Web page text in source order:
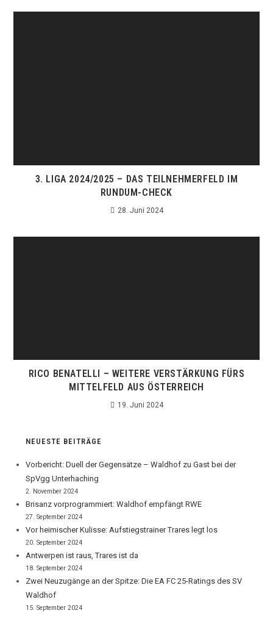
3. LIGA 2024/2025 – DAS TEILNEHMERFELD IM
RUNDUM-CHECK
28. Juni 2024
RICO BENATELLI – WEITERE VERSTÄRKUNG FÜRS
MITTELFELD AUS ÖSTERREICH
19. Juni 2024
NEUESTE BEITRÄGE
Vorbericht: Duell der Gegensätze – Waldhof zu Gast bei der
SpVgg Unterhaching
2. November 2024
Brisanz vorprogrammiert: Waldhof empfängt RWE
27. September 2024
Vor heimischer Kulisse: Aufstiegstrainer Trares legt los
20. September 2024
Antwerpen ist raus, Trares ist da
18. September 2024
Zwei Neuzugänge an der Spitze: Die EA FC 25-Ratings des SV
Waldhof
15. September 2024